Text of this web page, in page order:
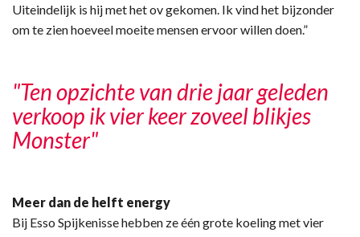
Uiteindelijk is hij met het ov gekomen. Ik vind het bijzonder
om te zien hoeveel moeite mensen ervoor willen doen.”
"Ten opzichte van drie jaar geleden
verkoop ik vier keer zoveel blikjes
Monster"
Meer dan de helft energy
Bij Esso Spijkenisse hebben ze één grote koeling met vier